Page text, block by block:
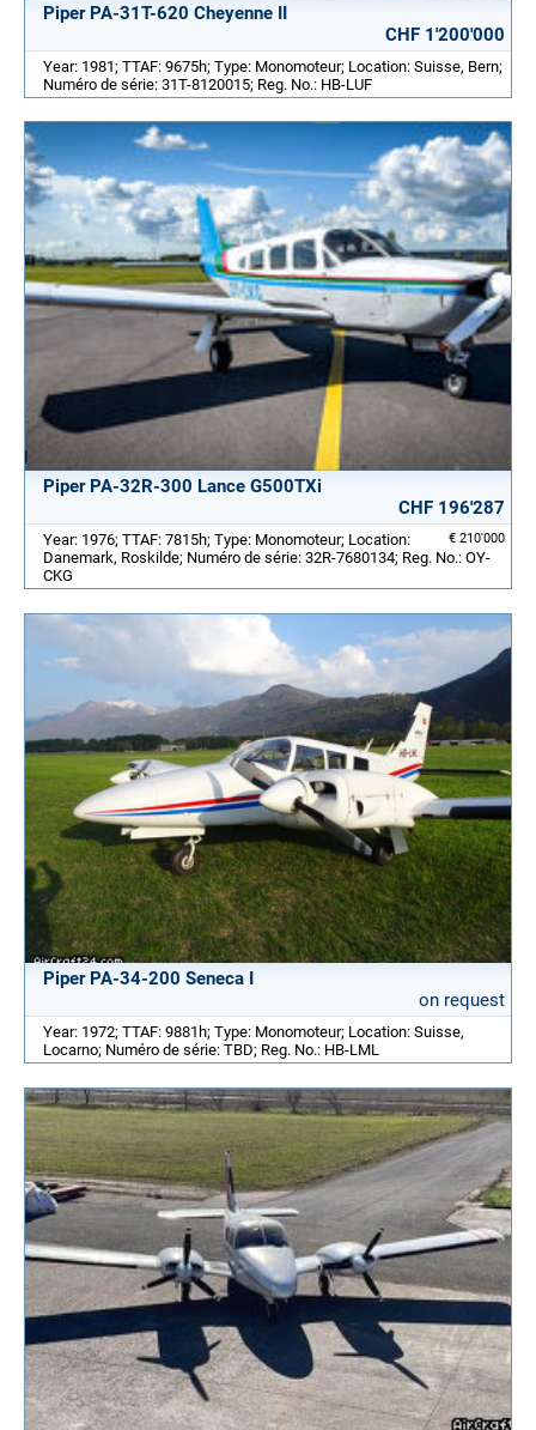
Piper PA-31T-620 Cheyenne II
CHF 1'200'000
Year: 1981; TTAF: 9675h; Type: Monomoteur; Location: Suisse, Bern;
Numéro de série: 31T-8120015; Reg. No.: HB-LUF
Piper PA-32R-300 Lance G500TXi
CHF 196'287
€ 210'000
Year: 1976; TTAF: 7815h; Type: Monomoteur; Location:
Danemark, Roskilde; Numéro de série: 32R-7680134; Reg. No.: OY-
CKG
Piper PA-34-200 Seneca I
on request
Year: 1972; TTAF: 9881h; Type: Monomoteur; Location: Suisse,
Locarno; Numéro de série: TBD; Reg. No.: HB-LML